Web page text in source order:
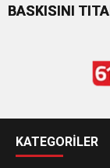
BASKISINI
KATEGORİLER